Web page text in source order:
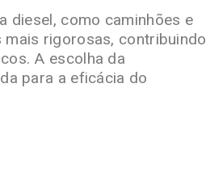
diesel, como caminhões e
mais rigorosas, contribuindo
A escolha da
para a eficácia do